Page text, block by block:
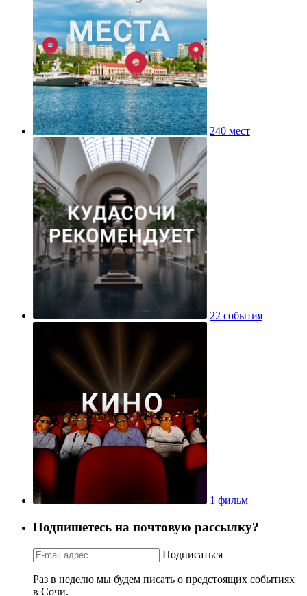
240 мест
22 события
1 фильм
Подпишетесь на почтовую рассылку?
Подписаться
Раз в неделю мы будем писать о предстоящих событиях
в Сочи.